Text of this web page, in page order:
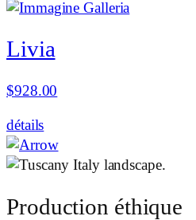
Livia
$928.00
détails
Production éthique